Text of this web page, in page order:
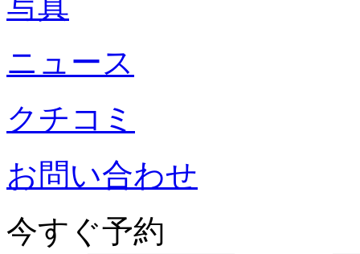
ニュース
クチコミ
お問い合わせ
今すぐ予約